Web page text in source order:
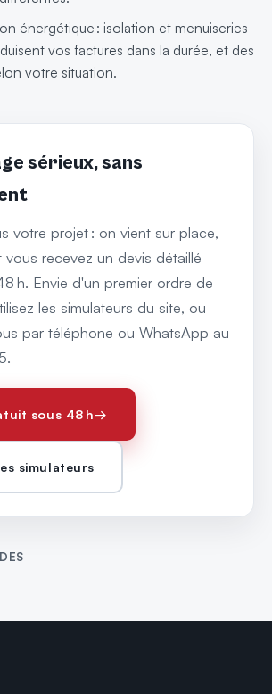
énergétique : isolation et menuiseries
vos factures dans la durée, et des
votre situation.
sérieux, sans
votre projet : on vient sur place,
recevez un devis détaillé
h. Envie d'un premier ordre de
les simulateurs du site, ou
par téléphone ou WhatsApp au
sous 48 h→
simulateurs